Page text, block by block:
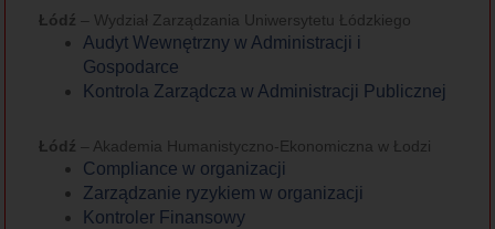
Łódź – Wydział Zarządzania Uniwersytetu Łódzkiego
Audyt Wewnętrzny w Administracji i
Gospodarce
Kontrola Zarządcza w Administracji Publicznej
Łódź – Akademia Humanistyczno-Ekonomiczna w Łodzi
Compliance w organizacji
Zarządzanie ryzykiem w organizacji
Kontroler Finansowy